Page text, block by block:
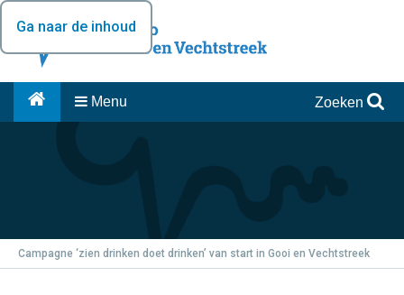
Ga naar de inhoud
Menu Zoeken
Campagne ‘zien drinken doet drinken’ van start in Gooi en Vechtstreek